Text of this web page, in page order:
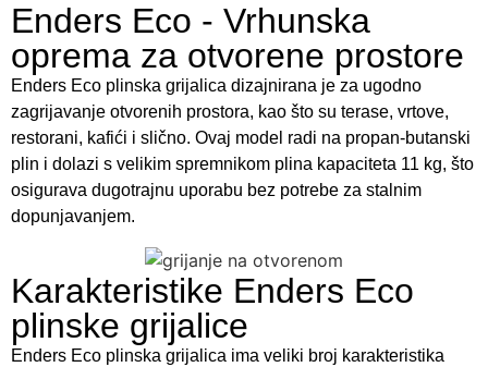
Enders Eco - Vrhunska
oprema za otvorene prostore
Enders Eco plinska grijalica dizajnirana je za ugodno
zagrijavanje otvorenih prostora, kao što su terase, vrtove,
restorani, kafići i slično. Ovaj model radi na propan-butanski
plin i dolazi s velikim spremnikom plina kapaciteta 11 kg, što
osigurava dugotrajnu uporabu bez potrebe za stalnim
dopunjavanjem.
Karakteristike Enders Eco
plinske grijalice
Enders Eco plinska grijalica ima veliki broj karakteristika